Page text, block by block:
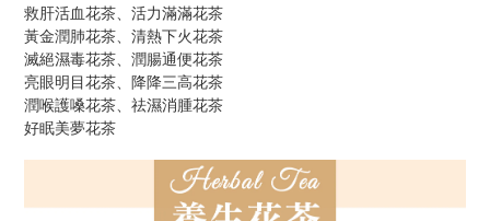
救肝活血花茶、活力滿滿花茶
黃金潤肺花茶、清熱下火花茶
滅絕濕毒花茶、潤腸通便花茶
亮眼明目花茶、降降三高花茶
潤喉護嗓花茶、祛濕消腫花茶
好眠美夢花茶